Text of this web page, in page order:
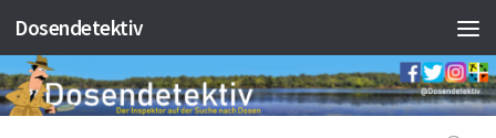
Zum Inhalt springen
Dosendetektiv